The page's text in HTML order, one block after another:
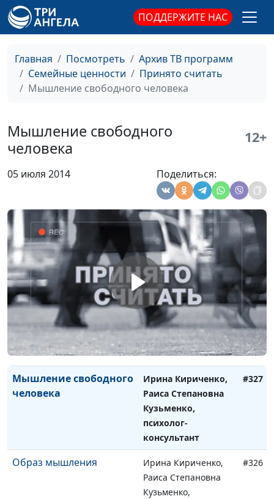
ПОДДЕРЖИТЕ НАС
Главная Посмотреть
Архив ТВ программ
Семейные ценности
Принято считать
Мышление свободного человека
Мышление свободного
человека
12+
05 июля 2014 Поделиться:
консультант
Раиса Степановна
Кузьменко,
психолог-
Радость в любых
обстоятельствах
Ирина Кириченко,
психолог-
консультант
Позитивное из
негативного
Ирина Кириченко,
Раиса Степановна
Кузьменко,
психолог-
консультант
#329
Формирование
мировоззрения
Ирина Кириченко,
Раиса Степановна
Кузьменко,
психолог-
консультант
#328
Мышление свободного
человека
Ирина Кириченко,
Раиса Степановна
Кузьменко,
психолог-
консультант
#327
Образ мышления
Ирина Кириченко,
Раиса Степановна
Кузьменко,
#326